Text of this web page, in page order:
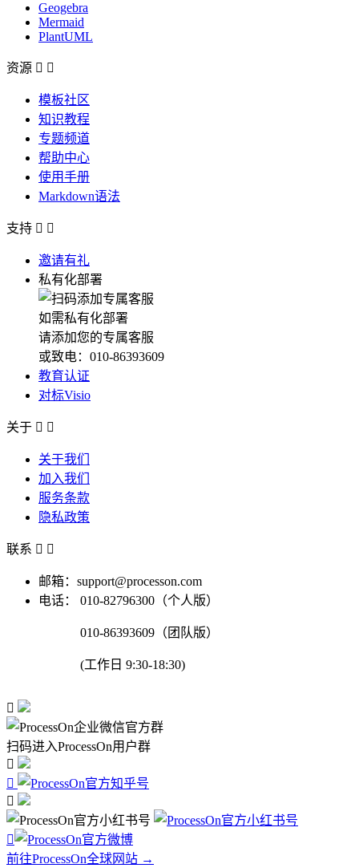
Geogebra
Mermaid
PlantUML
资源  
模板社区
知识教程
专题频道
帮助中心
使用手册
Markdown语法
支持  
邀请有礼
私有化部署
如需私有化部署
请添加您的专属客服
或致电：010-86393609
教育认证
对标Visio
关于  
关于我们
加入我们
服务条款
隐私政策
联系  
邮箱：support@processon.com
电话：
010-82796300（个人版）
010-86393609（团队版）
(工作日 9:30-18:30)

扫码进入ProcessOn用户群




前往ProcessOn全球网站 →